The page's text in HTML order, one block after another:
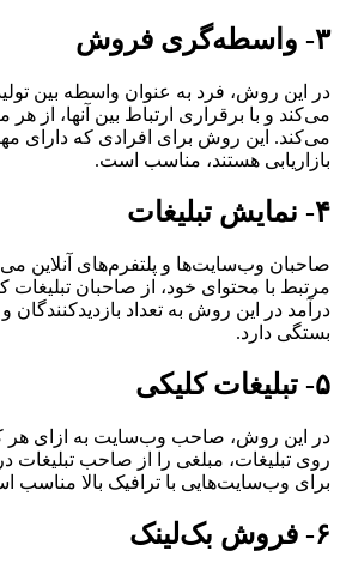
۳- واسطه‌گری فروش
در این روش، فرد به عنوان واسطه بین
می‌کند و با برقراری ارتباط بین آنها، از
می‌کند. این روش برای افرادی که دارای
بازاریابی هستند، مناسب است.
۴- نمایش تبلیغات
صاحبان وب‌سایت‌ها و پلتفرم‌های آنلاین
مرتبط با محتوای خود، از صاحبان
درآمد در این روش به تعداد بازدیدکنندگان
بستگی دارد.
۵- تبلیغات کلیکی
در این روش، صاحب وب‌سایت به ازای هر
روی تبلیغات، مبلغی را از صاحب
برای وب‌سایت‌هایی با ترافیک بالا مناسب
۶- فروش بک‌لینک